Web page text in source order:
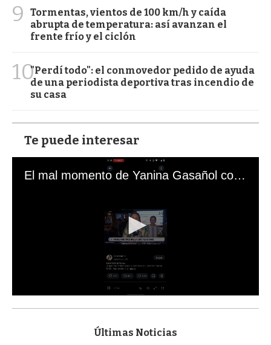
9
Tormentas, vientos de 100 km/h y caída
abrupta de temperatura: así avanzan el
frente frío y el ciclón
10"Perdí todo": el conmovedor pedido de ayuda
de una periodista deportiva tras incendio de
su casa
Te puede interesar
El mal momento de Yanina Gasañol con un hincha argentino en "Subrayado"
s
Últimas Noticias